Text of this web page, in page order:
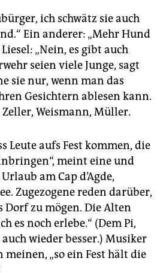
ich schwätz sie auch
Ein anderer: „Mehr Hund
„Nein, es gibt auch
seien viele Junge, sagt
sie nur, wenn man das
Gesichtern ablesen kann.
Weismann, Müller.
Leute aufs Fest kommen, die
meint eine und
am Cap d’Agde,
Zugezogene reden darüber,
Dorf zu mögen. Die Alten
es noch erlebe.“ (Dem Pi,
wieder besser.) Musiker
„so ein Fest hält die